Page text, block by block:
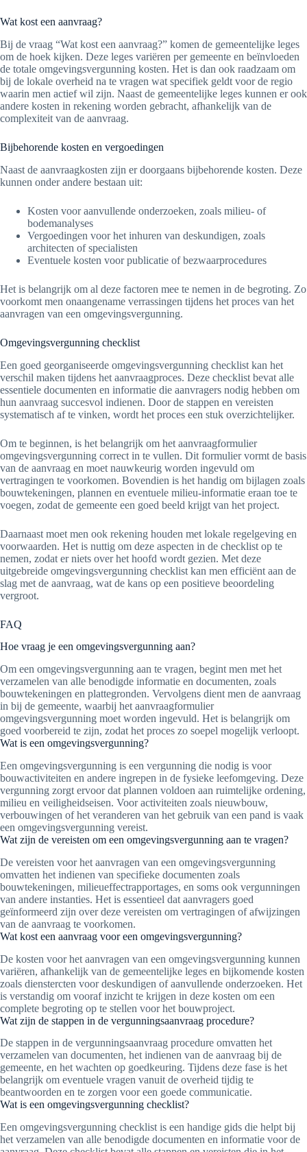
Wat kost een aanvraag?
Bij de vraag “Wat kost een aanvraag?” komen de gemeentelijke leges
om de hoek kijken. Deze leges variëren per gemeente en beïnvloeden
de totale omgevingsvergunning kosten. Het is dan ook raadzaam om
bij de lokale overheid na te vragen wat specifiek geldt voor de regio
waarin men actief wil zijn. Naast de gemeentelijke leges kunnen er ook
andere kosten in rekening worden gebracht, afhankelijk van de
complexiteit van de aanvraag.
Bijbehorende kosten en vergoedingen
Naast de aanvraagkosten zijn er doorgaans bijbehorende kosten. Deze
kunnen onder andere bestaan uit:
Kosten voor aanvullende onderzoeken, zoals milieu- of
bodemanalyses
Vergoedingen voor het inhuren van deskundigen, zoals
architecten of specialisten
Eventuele kosten voor publicatie of bezwaarprocedures
Het is belangrijk om al deze factoren mee te nemen in de begroting. Zo
voorkomt men onaangename verrassingen tijdens het proces van het
aanvragen van een omgevingsvergunning.
Omgevingsvergunning checklist
Een goed georganiseerde omgevingsvergunning checklist kan het
verschil maken tijdens het aanvraagproces. Deze checklist bevat alle
essentiele documenten en informatie die aanvragers nodig hebben om
hun aanvraag succesvol indienen. Door de stappen en vereisten
systematisch af te vinken, wordt het proces een stuk overzichtelijker.
Om te beginnen, is het belangrijk om het aanvraagformulier
omgevingsvergunning correct in te vullen. Dit formulier vormt de basis
van de aanvraag en moet nauwkeurig worden ingevuld om
vertragingen te voorkomen. Bovendien is het handig om bijlagen zoals
bouwtekeningen, plannen en eventuele milieu-informatie eraan toe te
voegen, zodat de gemeente een goed beeld krijgt van het project.
Daarnaast moet men ook rekening houden met lokale regelgeving en
voorwaarden. Het is nuttig om deze aspecten in de checklist op te
nemen, zodat er niets over het hoofd wordt gezien. Met deze
uitgebreide omgevingsvergunning checklist kan men efficiënt aan de
slag met de aanvraag, wat de kans op een positieve beoordeling
vergroot.
FAQ
Hoe vraag je een omgevingsvergunning aan?
Om een omgevingsvergunning aan te vragen, begint men met het
verzamelen van alle benodigde informatie en documenten, zoals
bouwtekeningen en plattegronden. Vervolgens dient men de aanvraag
in bij de gemeente, waarbij het aanvraagformulier
omgevingsvergunning moet worden ingevuld. Het is belangrijk om
goed voorbereid te zijn, zodat het proces zo soepel mogelijk verloopt.
Wat is een omgevingsvergunning?
Een omgevingsvergunning is een vergunning die nodig is voor
bouwactiviteiten en andere ingrepen in de fysieke leefomgeving. Deze
vergunning zorgt ervoor dat plannen voldoen aan ruimtelijke ordening,
milieu en veiligheidseisen. Voor activiteiten zoals nieuwbouw,
verbouwingen of het veranderen van het gebruik van een pand is vaak
een omgevingsvergunning vereist.
Wat zijn de vereisten om een omgevingsvergunning aan te vragen?
De vereisten voor het aanvragen van een omgevingsvergunning
omvatten het indienen van specifieke documenten zoals
bouwtekeningen, milieueffectrapportages, en soms ook vergunningen
van andere instanties. Het is essentieel dat aanvragers goed
geïnformeerd zijn over deze vereisten om vertragingen of afwijzingen
van de aanvraag te voorkomen.
Wat kost een aanvraag voor een omgevingsvergunning?
De kosten voor het aanvragen van een omgevingsvergunning kunnen
variëren, afhankelijk van de gemeentelijke leges en bijkomende kosten
zoals dienstercten voor deskundigen of aanvullende onderzoeken. Het
is verstandig om vooraf inzicht te krijgen in deze kosten om een
complete begroting op te stellen voor het bouwproject.
Wat zijn de stappen in de vergunningsaanvraag procedure?
De stappen in de vergunningsaanvraag procedure omvatten het
verzamelen van documenten, het indienen van de aanvraag bij de
gemeente, en het wachten op goedkeuring. Tijdens deze fase is het
belangrijk om eventuele vragen vanuit de overheid tijdig te
beantwoorden en te zorgen voor een goede communicatie.
Wat is een omgevingsvergunning checklist?
Een omgevingsvergunning checklist is een handige gids die helpt bij
het verzamelen van alle benodigde documenten en informatie voor de